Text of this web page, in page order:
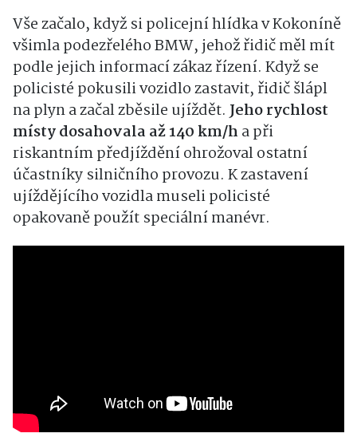
Vše začalo, když si policejní hlídka v Kokoníně
všimla podezřelého BMW, jehož řidič měl mít
podle jejich informací zákaz řízení. Když se
policisté pokusili vozidlo zastavit, řidič šlápl
na plyn a začal zběsile ujíždět. Jeho rychlost
místy dosahovala až 140 km/h a při
riskantním předjíždění ohrožoval ostatní
účastníky silničního provozu. K zastavení
ujíždějícího vozidla museli policisté
opakovaně použít speciální manévr.